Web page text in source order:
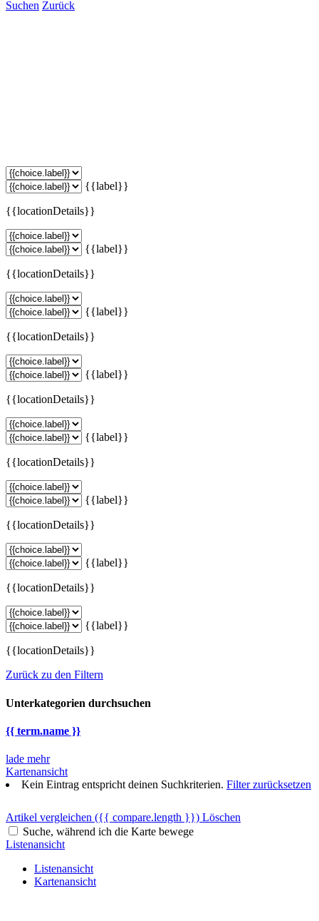
Suchen Zurück
{{label}}
{{locationDetails}}
{{label}}
{{locationDetails}}
{{label}}
{{locationDetails}}
{{label}}
{{locationDetails}}
{{label}}
{{locationDetails}}
{{label}}
{{locationDetails}}
{{label}}
{{locationDetails}}
{{label}}
{{locationDetails}}
Zurück zu den Filtern
Unterkategorien durchsuchen
{{ term.name }}
lade mehr
Kartenansicht
Kein Eintrag entspricht deinen Suchkriterien. Filter zurücksetzen
Artikel vergleichen ({{ compare.length }}) Löschen
Suche, während ich die Karte bewege
Listenansicht
Listenansicht
Kartenansicht